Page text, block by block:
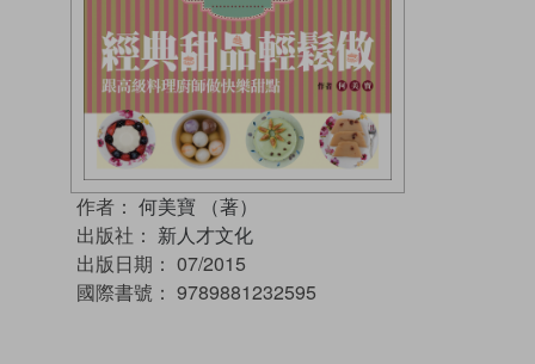
作者： 何美寶 （著）
出版社： 新人才文化
出版日期： 07/2015
國際書號： 9789881232595